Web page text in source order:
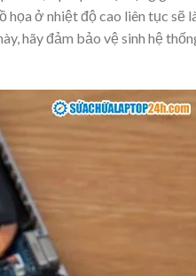
ở nhiệt độ cao liên tục sẽ
hãy đảm bảo vệ sinh hệ